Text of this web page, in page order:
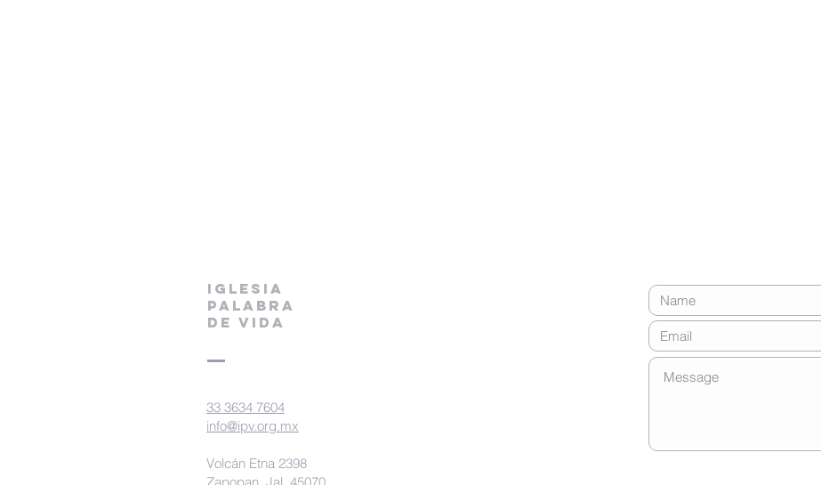
IGLESIA
PALABRA
DE VIDA
33 3634 7604
info@ipv.org.mx
Volcán Etna 2398